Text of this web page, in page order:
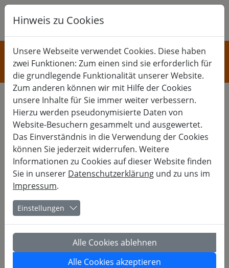
K B
KULTUR
...mehr Kultur!
Es gibt schon den nächsten Termin:
14.12.- 18.12.
Kurs-Nr. 26-30391
Bu
KI als kreativer
Sparringspartner
Künstliche Intelligenz verstehen, kritisch
hinterfragen und anwenden: Termin Winter
Warteliste
Hinweis zu Cookies
Unsere Webseite verwendet Cookies. Diese haben
zwei Funktionen: Zum einen sind sie erforderlich für
die grundlegende Funktionalität unserer Website.
Zum anderen können wir mit Hilfe der Cookies
unsere Inhalte für Sie immer weiter verbessern.
Hierzu werden pseudonymisierte Daten von
Website-Besuchern gesammelt und ausgewertet.
Das Einverständnis in die Verwendung der Cookies
können Sie jederzeit widerrufen. Weitere
Informationen zu Cookies auf dieser Website finden
Sie in unserer Datenschutzerklärung und zu uns im
Impressum.
Einstellungen
Alle Cookies ablehnen
Alle Cookies akzeptieren